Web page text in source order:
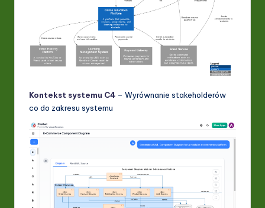
Kontekst systemu C4 – Wyrównanie stakeholderów
co do zakresu systemu